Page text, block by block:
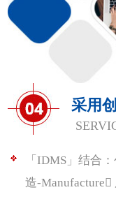
采用
「IDMS」结合
造-Manufacture